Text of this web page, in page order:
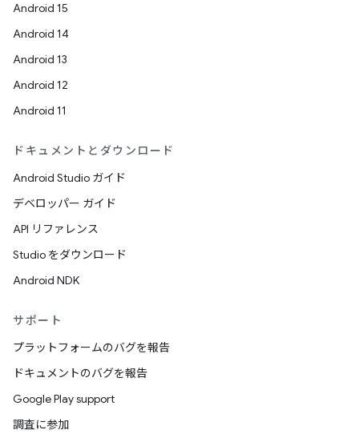
Android 15
Android 14
Android 13
Android 12
Android 11
ドキュメントとダウンロード
Android Studio ガイド
デベロッパー ガイド
API リファレンス
Studio をダウンロード
Android NDK
サポート
プラットフォームのバグを報告
ドキュメントのバグを報告
Google Play support
調査に参加